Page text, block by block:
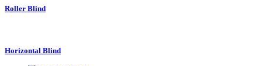
Roller Blind
Horizontal Blind